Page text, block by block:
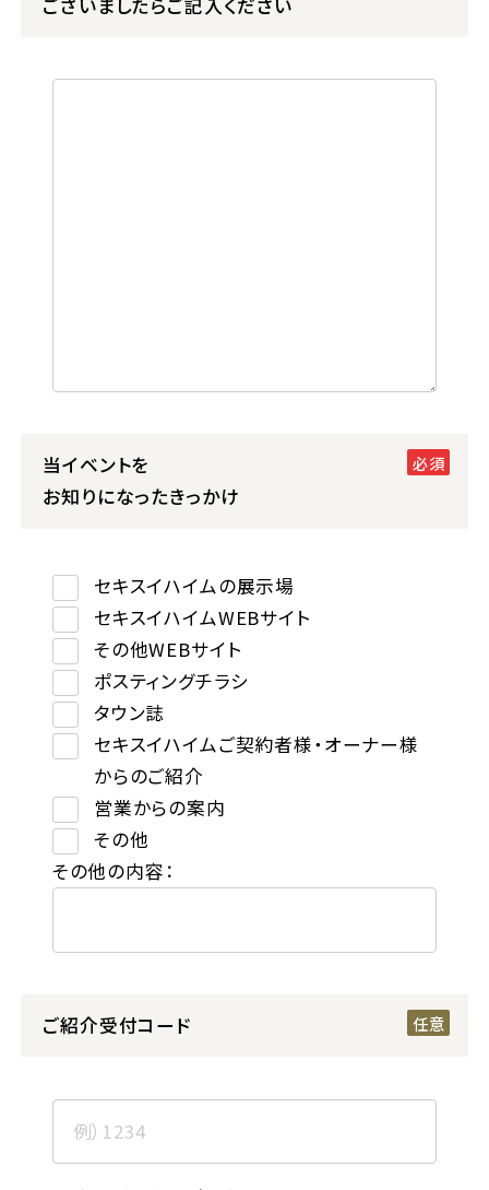
当イベントを
お知りになったきっかけ
セキスイハイムの展示場
セキスイハイムWEBサイト
その他WEBサイト
ポスティングチラシ
タウン誌
セキスイハイムご契約者様・オーナー様
からのご紹介
営業からの案内
その他
その他の内容：
ご紹介受付コード